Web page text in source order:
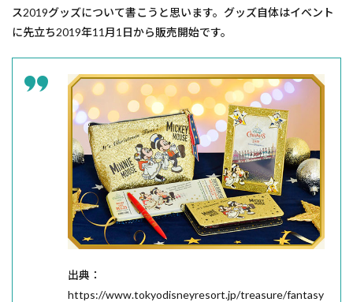
ス2019グッズについて書こうと思います。グッズ自体はイベント
に先立ち2019年11月1日から販売開始です。
出典：
https://www.tokyodisneyresort.jp/treasure/fantasy